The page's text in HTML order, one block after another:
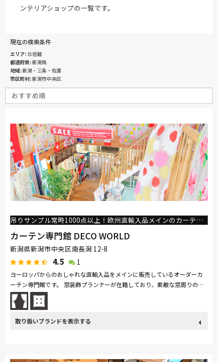
ンテリアショップの一覧です。
現在の検索条件
エリア 北信越
都道府県 新潟県
地域 新潟・三条・佐渡
市区町村 新潟市中央区
吊りサンプル常時1000点以上！欧州直輸入品メインのカーテン専門館
カーテン専門館 DECO WORLD
新潟県新潟市中央区南長潟 12-8
4.5 1
ヨーロッパからのおしゃれな直輸入品をメインに販売しているオーダーカ
ーテン専門館です。 窓装飾プランナーが在籍しており、素敵な窓周りのご
提案をさせて頂きます。 また、縫製加工は自社工場で一点一点丁寧に仕...
続きを読む